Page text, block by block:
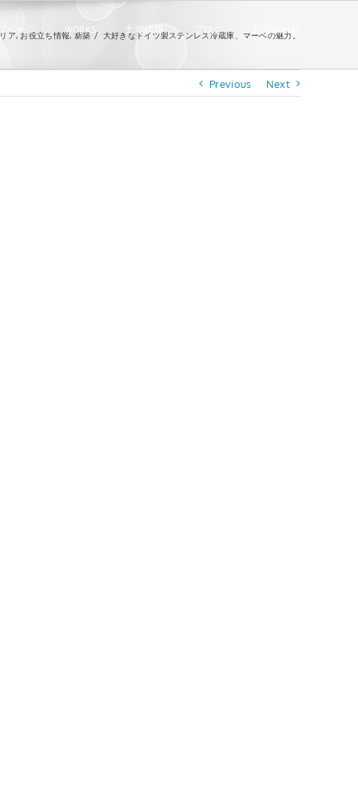
ページ WORKS 土地情報 ブログ お問合わせ
ア, お役立ち情報, 新築 / 大好きなドイツ製ステンレス冷蔵庫、マーベの魅力。
Previous Next